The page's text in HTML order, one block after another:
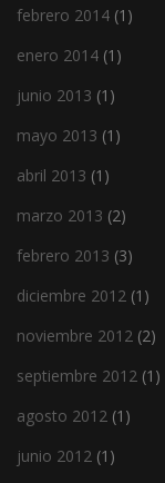
febrero 2014 (1)
enero 2014 (1)
junio 2013 (1)
mayo 2013 (1)
abril 2013 (1)
marzo 2013 (2)
febrero 2013 (3)
diciembre 2012 (1)
noviembre 2012 (2)
septiembre 2012 (1)
agosto 2012 (1)
junio 2012 (1)